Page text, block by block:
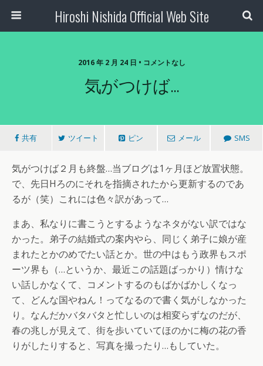
Hiroshi Nishida Official Web Site
2016 年 2 月 24 日 • コメントなし
気がつけば…
共有 ツイート ピン メール SMS
気がつけば２月も終盤…当ブログは1ヶ月ほど放置状態。
で、先日Hろのにそれを指摘されたから更新するのであ
るが（笑）これには色々訳があって…
まあ、私なりに書こうとするようなネタがない訳ではな
かった。弟子の結婚式の案内やら、同じく弟子に娘が産
まれたとかのめでたい話とか。世の中はもう政界もスポ
ーツ界も（…というか、最近この話題ばっかり）情けな
い話しかなくて、コメントするのもばかばかしくなっ
て、どんな国やねん！ってなるので書く気がしなかった
り。なんだかバタバタと忙しいのは相変らずなのだが、
春の兆しが見えて、街を歩いていてほのかに梅の花の香
りがしたりすると、写真を撮ったり…もしていた。